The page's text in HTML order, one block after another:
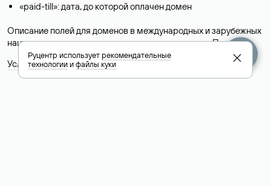
«paid-till»: дата, до которой оплачен домен
Описание полей для доменов в международных и зарубежных
национальных доменах представлены в разделе «Помощь».
Условия использования Whois-сервиса
Руцентр используетрекомендательные
технологииифайлы куки